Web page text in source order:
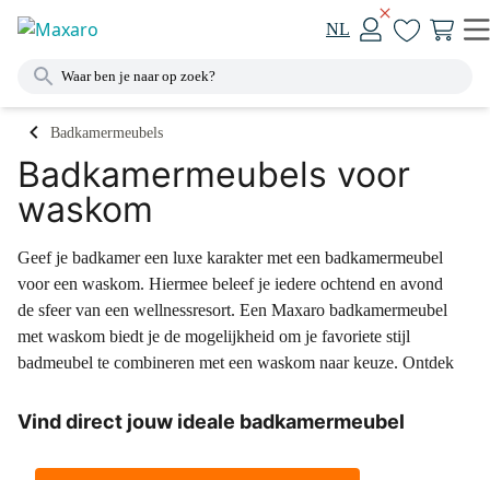
NL
Badkamermeubels
Badkamermeubels voor
waskom
Geef je badkamer een luxe karakter met een badkamermeubel
voor een waskom. Hiermee beleef je iedere ochtend en avond
de sfeer van een wellnessresort. Een Maxaro badkamermeubel
met waskom biedt je de mogelijkheid om je favoriete stijl
badmeubel te combineren met een waskom naar keuze. Ontdek
stel zelf je badkamermeubel met waskom samen met onze
Vind direct jouw ideale badkamermeubel